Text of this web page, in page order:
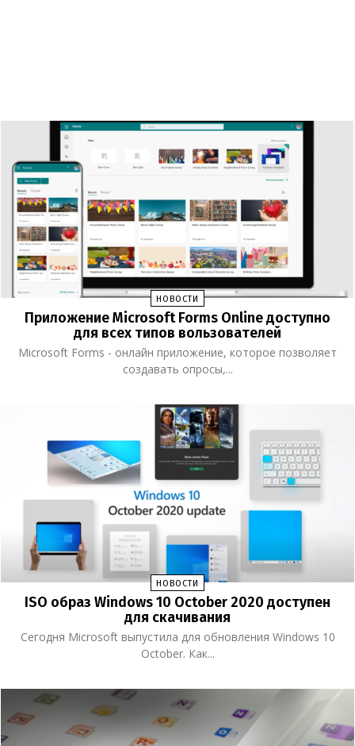
НОВОСТИ
Приложение Microsoft Forms Online доступно
для всех типов вользователей
Microsoft Forms - онлайн приложение, которое позволяет
создавать опросы,...
НОВОСТИ
ISO образ Windows 10 October 2020 доступен
для скачивания
Сегодня Microsoft выпустила для обновления Windows 10
October. Как...